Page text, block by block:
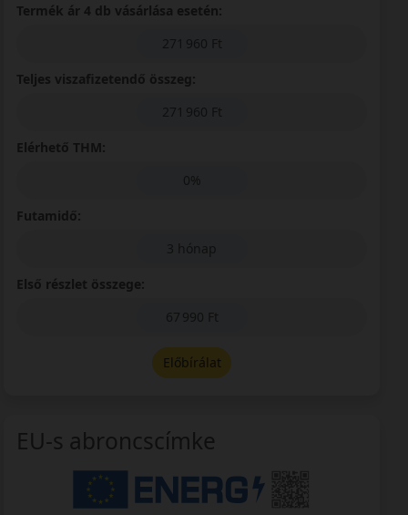
Termék ár 4 db vásárlása esetén:
271 960 Ft
Teljes viszafizetendő összeg:
271 960 Ft
Elérhető THM:
0%
Futamidő:
3 hónap
Első részlet összege:
67 990 Ft
Előbírálat
EU-s abroncscímke